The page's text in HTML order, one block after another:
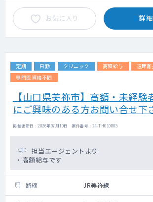
お気に入り 詳
定期 日勤 クリニック 高額給与
遠距
専門医資格不問
【山口県美祢市】高額・未経
にご興味のある方お問い合せ下
掲載更新日 : 2026年07月10日 案件番号 : 24-TH010805
担当エージェントより
・高額給与です
路線 JR美祢線